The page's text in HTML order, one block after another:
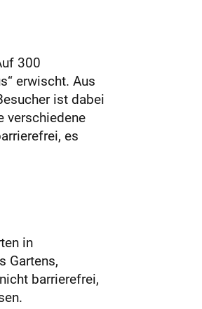
300
erwischt. Aus
ist dabei
verschiedene
es
in
Gartens,
barrierefrei,